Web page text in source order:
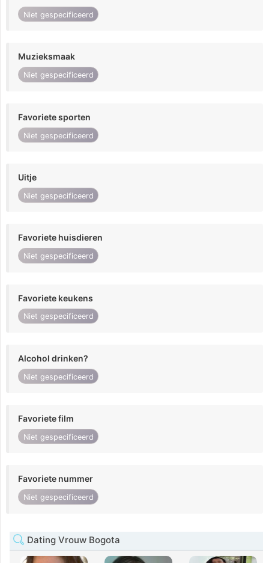
Niet gespecificeerd
Muzieksmaak
Niet gespecificeerd
Favoriete sporten
Niet gespecificeerd
Uitje
Niet gespecificeerd
Favoriete huisdieren
Niet gespecificeerd
Favoriete keukens
Niet gespecificeerd
Alcohol drinken?
Niet gespecificeerd
Favoriete film
Niet gespecificeerd
Favoriete nummer
Niet gespecificeerd
Dating Vrouw Bogota